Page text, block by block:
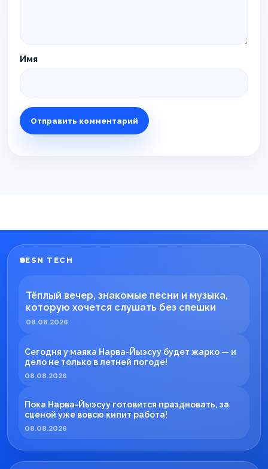
Имя
ESN TECH
Тёплый вечер, знакомые песни и музыка,
которую хочется слушать без спешки
08.08.2026
Сегодня у маяка Нарва-Йыэсуу будет жарко — и
дело не только в летней погоде!
08.08.2026
Пока Нарва-Йыэсуу готовится праздновать, за
сценой уже вовсю кипит работа!
08.08.2026